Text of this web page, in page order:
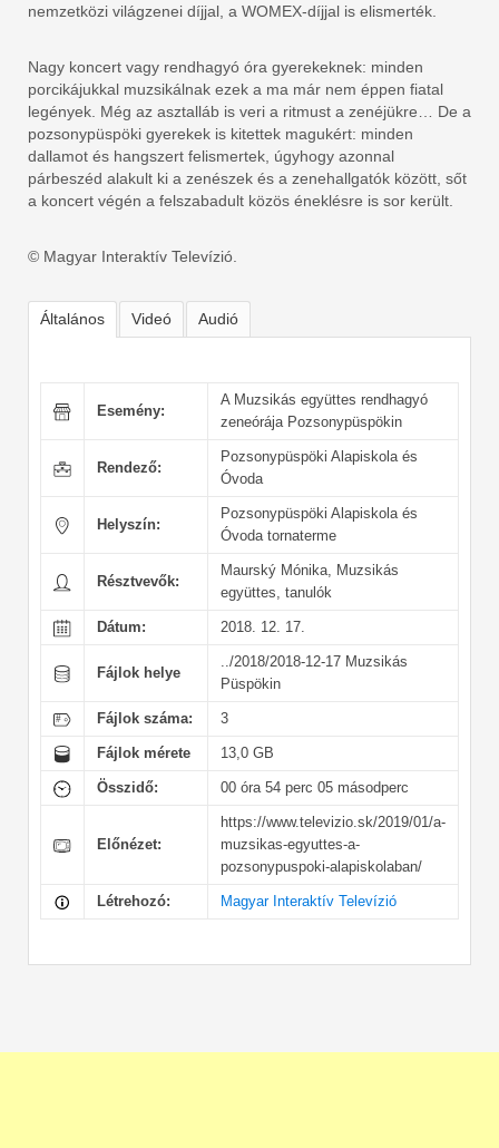
nemzetközi világzenei díjjal, a WOMEX-díjjal is elismerték.
Nagy koncert vagy rendhagyó óra gyerekeknek: minden
porcikájukkal muzsikálnak ezek a ma már nem éppen fiatal
legények. Még az asztalláb is veri a ritmust a zenéjükre… De a
pozsonypüspöki gyerekek is kitettek magukért: minden
dallamot és hangszert felismertek, úgyhogy azonnal
párbeszéd alakult ki a zenészek és a zenehallgatók között, sőt
a koncert végén a felszabadult közös éneklésre is sor került.
© Magyar Interaktív Televízió.
Általános Videó Audió
Esemény:
A Muzsikás együttes rendhagyó
zeneórája Pozsonypüspökin
Rendező:
Pozsonypüspöki Alapiskola és
Óvoda
Helyszín:
Pozsonypüspöki Alapiskola és
Óvoda tornaterme
Résztvevők:
Maurský Mónika, Muzsikás
együttes, tanulók
Dátum: 2018. 12. 17.
Fájlok helye
../2018/2018-12-17 Muzsikás
Püspökin
Fájlok száma: 3
Fájlok mérete 13,0 GB
Összidő: 00 óra 54 perc 05 másodperc
Előnézet:
https://www.televizio.sk/2019/01/a-
muzsikas-egyuttes-a-
pozsonypuspoki-alapiskolaban/
Létrehozó: Magyar Interaktív Televízió